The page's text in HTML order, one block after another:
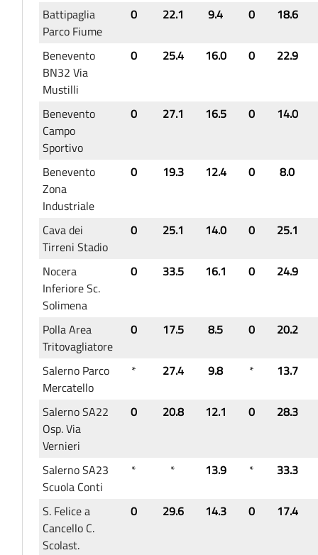
Battipaglia
Parco Fiume
0 22.1 9.4 0 18.6
Benevento
BN32 Via
Mustilli
0 25.4 16.0 0 22.9
Benevento
Campo
Sportivo
0 27.1 16.5 0 14.0
Benevento
Zona
Industriale
0 19.3 12.4 0 8.0
Cava dei
Tirreni Stadio
0 25.1 14.0 0 25.1
Nocera
Inferiore Sc.
Solimena
0 33.5 16.1 0 24.9
Polla Area
Tritovagliatore
0 17.5 8.5 0 20.2
Salerno Parco
Mercatello
* 27.4 9.8 * 13.7
Salerno SA22
Osp. Via
Vernieri
0 20.8 12.1 0 28.3
Salerno SA23
Scuola Conti
* * 13.9 * 33.3
S. Felice a
Cancello C.
Scolast.
0 29.6 14.3 0 17.4